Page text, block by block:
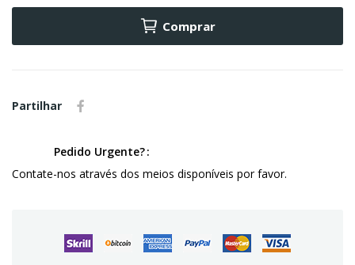
Comprar
Partilhar
Pedido Urgente?
Contate-nos através dos meios disponíveis por favor.